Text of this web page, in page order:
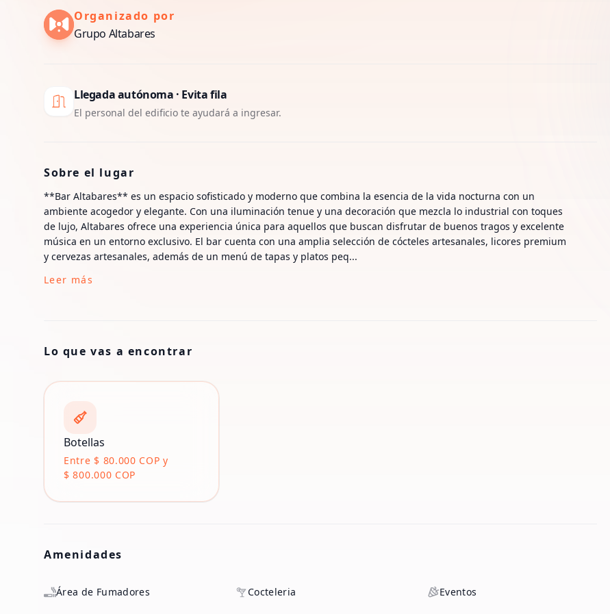
Organizado por
Grupo Altabares
Llegada autónoma · Evita fila
El personal del edificio te ayudará a ingresar.
Sobre el lugar
**Bar Altabares** es un espacio sofisticado y moderno que combina la esencia de la vida nocturna con un
ambiente acogedor y elegante. Con una iluminación tenue y una decoración que mezcla lo industrial con toques
de lujo, Altabares ofrece una experiencia única para aquellos que buscan disfrutar de buenos tragos y excelente
música en un entorno exclusivo. El bar cuenta con una amplia selección de cócteles artesanales, licores premium
y cervezas artesanales, además de un menú de tapas y platos peq...
Leer más
Lo que vas a encontrar
Botellas
Entre $ 80.000 COP y
$ 800.000 COP
Amenidades
Área de Fumadores Cocteleria Eventos